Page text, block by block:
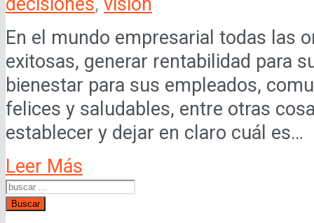
En el mundo empresarial todas las
exitosas, generar rentabilidad para
bienestar para sus empleados,
felices y saludables, entre otras
establecer y dejar en claro cuál es…
Leer Más
Buscar